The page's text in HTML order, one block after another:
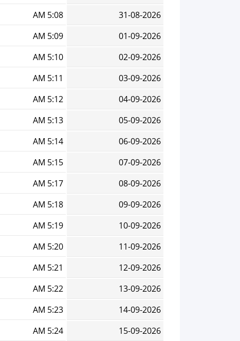
31-08-2026
5:08 AM
01-09-2026
5:09 AM
02-09-2026
5:10 AM
03-09-2026
5:11 AM
04-09-2026
5:12 AM
05-09-2026
5:13 AM
06-09-2026
5:14 AM
07-09-2026
5:15 AM
08-09-2026
5:17 AM
09-09-2026
5:18 AM
10-09-2026
5:19 AM
11-09-2026
5:20 AM
12-09-2026
5:21 AM
13-09-2026
5:22 AM
14-09-2026
5:23 AM
15-09-2026
5:24 AM